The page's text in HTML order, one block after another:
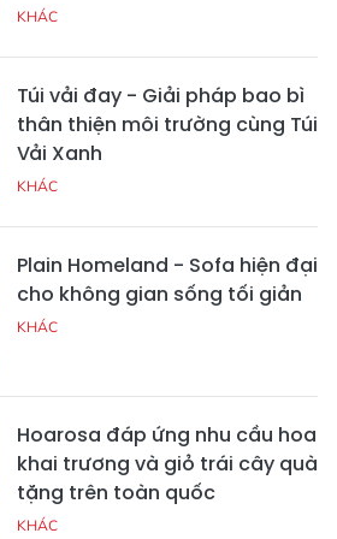
KHÁC
Túi vải đay - Giải pháp bao bì
thân thiện môi trường cùng Túi
Vải Xanh
KHÁC
Plain Homeland - Sofa hiện đại
cho không gian sống tối giản
KHÁC
Hoarosa đáp ứng nhu cầu hoa
khai trương và giỏ trái cây quà
tặng trên toàn quốc
KHÁC